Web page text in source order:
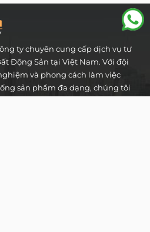
ty chuyên cung cấp dịch vụ tư
Động Sản tại Việt Nam. Với đội
và phong cách làm việc
sản phẩm đa dạng, chúng tôi